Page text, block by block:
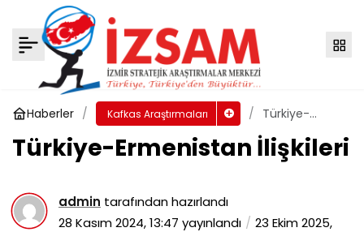
Haberler Kafkas Araştırmaları
Türkiye-
İlişkileri
Türkiye-Ermenistan İlişkileri
admin tarafından hazırlandı
28 Kasım 2024, 13:47 yayınlandı
23 Ekim 2025,
Kafkas Ülkelerinin Dünya Ticaretindeki Yeri
Yorum Yap Paylaş